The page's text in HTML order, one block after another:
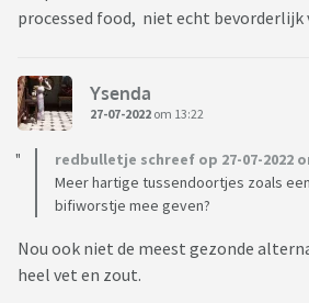
processed food, niet echt bevorderlijk
Ysenda
27-07-2022 om 13:22
redbulletje schreef op 27-07-2022
Meer hartige tussendoortjes zoals
bifiworstje mee geven?
Nou ook niet de meest gezonde
heel vet en zout.